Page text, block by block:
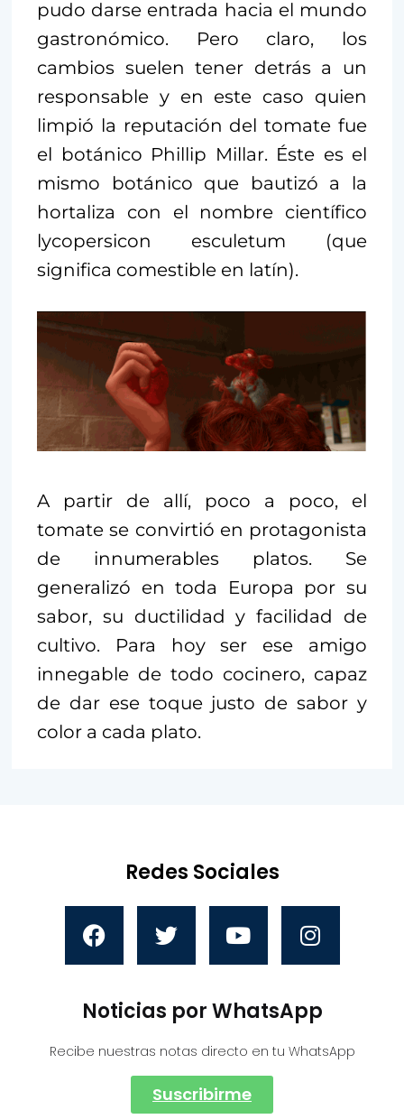
pudo darse entrada hacia el mundo
gastronómico. Pero claro, los
cambios suelen tener detrás a un
responsable y en este caso quien
limpió la reputación del tomate fue
el botánico Phillip Millar. Éste es el
mismo botánico que bautizó a la
hortaliza con el nombre científico
lycopersicon esculetum (que
significa comestible en latín).
A partir de allí, poco a poco, el
tomate se convirtió en protagonista
de innumerables platos. Se
generalizó en toda Europa por su
sabor, su ductilidad y facilidad de
cultivo. Para hoy ser ese amigo
innegable de todo cocinero, capaz
de dar ese toque justo de sabor y
color a cada plato.
Redes Sociales
Noticias por WhatsApp
Recibe nuestras notas directo en tu WhatsApp
Suscribirme